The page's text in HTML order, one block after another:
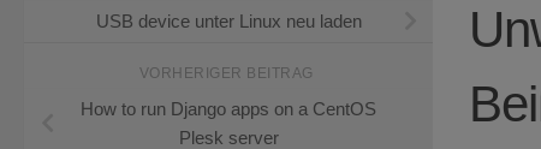
USB device unter Linux neu laden
VORHERIGER BEITRAG
How to run Django apps on a CentOS
Plesk server